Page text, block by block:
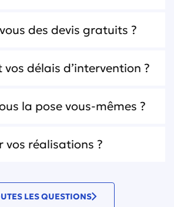
des devis gratuits ?
vos délais d’intervention ?
la pose vous-mêmes ?
vos réalisations ?
LES QUESTIONS